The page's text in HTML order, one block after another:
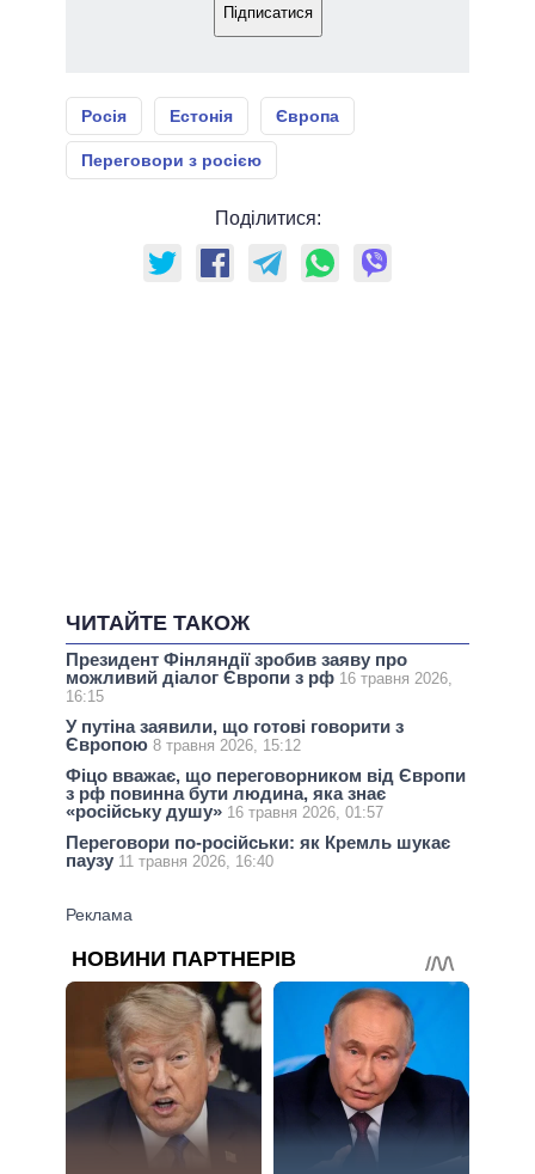
Підписатися
Росія Естонія Європа
Переговори з росією
Поділитися:
ЧИТАЙТЕ ТАКОЖ
Президент Фінляндії зробив заяву про
можливий діалог Європи з рф 16 травня 2026,
16:15
У путіна заявили, що готові говорити з
Європою 8 травня 2026, 15:12
Фіцо вважає, що переговорником від Європи
з рф повинна бути людина, яка знає
«російську душу» 16 травня 2026, 01:57
Переговори по-російськи: як Кремль шукає
паузу 11 травня 2026, 16:40